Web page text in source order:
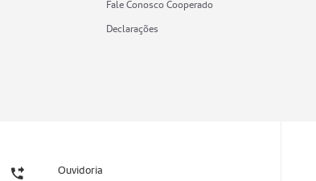
Fale Conosco Cooperado
Declarações
Ouvidoria